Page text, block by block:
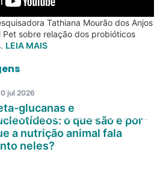
Tathiana Mourão dos Anjos
Pet sobre relação dos probióticos
LEIA MAIS
jul 2026
glucanas e
o que são e por
a nutrição animal fala
neles?